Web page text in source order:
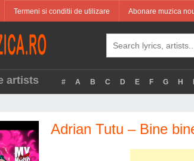
Termeni si conditii de utilizare Abonare muzica
artists # A B C D E F G H
Adrian Tutu – Bine